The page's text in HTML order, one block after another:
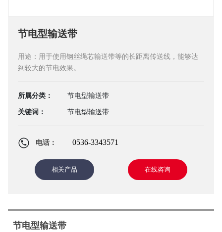
节电型输送带
用途：用于使用钢丝绳芯输送带等的长距离传送线，能够达
到较大的节电效果。
所属分类： 节电型输送带
关键词： 节电型输送带
电话： 0536-3343571
相关产品 在线咨询
节电型输送带